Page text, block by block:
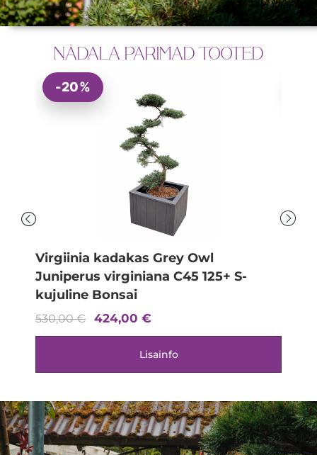
NÄDALA PARIMAD TOOTED
-20%
Virgiinia kadakas Grey Owl
Juniperus virginiana C45 125+ S-
kujuline Bonsai
530,00€ 424,00€
Lisainfo